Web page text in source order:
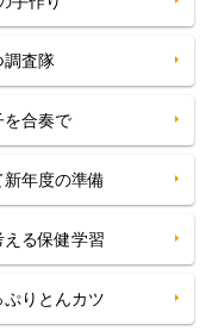
調査隊
を合奏で
年度の準備
る保健学習
りとんカツ